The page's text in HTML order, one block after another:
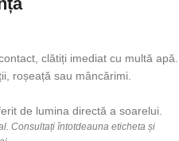
clătiți imediat cu multă apă.
roșeață sau mâncărimi.
de lumina directă a soarelui.
Consultați întotdeauna eticheta și